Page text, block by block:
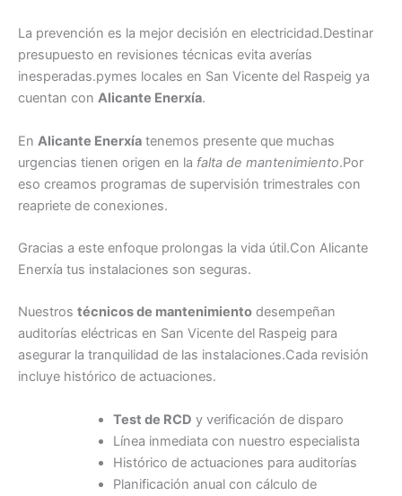
La prevención es la mejor decisión en electricidad.Destinar
presupuesto en revisiones técnicas evita averías
inesperadas.pymes locales en San Vicente del Raspeig ya
cuentan con Alicante Enerxía.
En Alicante Enerxía tenemos presente que muchas
urgencias tienen origen en la falta de mantenimiento.Por
eso creamos programas de supervisión trimestrales con
reapriete de conexiones.
Gracias a este enfoque prolongas la vida útil.Con Alicante
Enerxía tus instalaciones son seguras.
Nuestros técnicos de mantenimiento desempeñan
auditorías eléctricas en San Vicente del Raspeig para
asegurar la tranquilidad de las instalaciones.Cada revisión
incluye histórico de actuaciones.
Test de RCD y verificación de disparo
Línea inmediata con nuestro especialista
Histórico de actuaciones para auditorías
Planificación anual con cálculo de